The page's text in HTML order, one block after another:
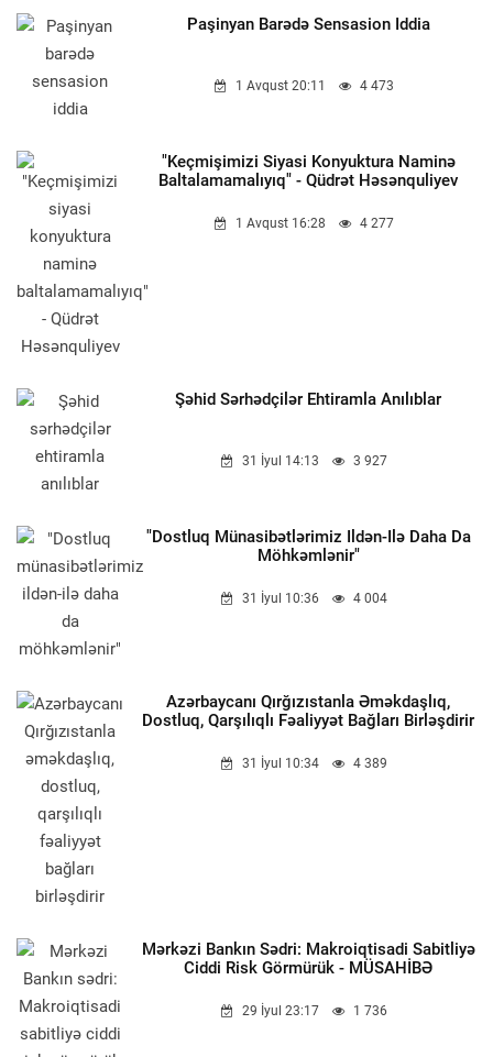
Paşinyan Barədə Sensasion Iddia
1 Avqust 20:11 4 473
"Keçmişimizi Siyasi Konyuktura Naminə
Baltalamamalıyıq" - Qüdrət Həsənquliyev
1 Avqust 16:28 4 277
Şəhid Sərhədçilər Ehtiramla Anılıblar
31 İyul 14:13 3 927
"Dostluq Münasibətlərimiz Ildən-Ilə Daha Da
Möhkəmlənir"
31 İyul 10:36 4 004
Azərbaycanı Qırğızıstanla Əməkdaşlıq,
Dostluq, Qarşılıqlı Fəaliyyət Bağları Birləşdirir
31 İyul 10:34 4 389
Mərkəzi Bankın Sədri: Makroiqtisadi Sabitliyə
Ciddi Risk Görmürük - MÜSAHİBƏ
29 İyul 23:17 1 736